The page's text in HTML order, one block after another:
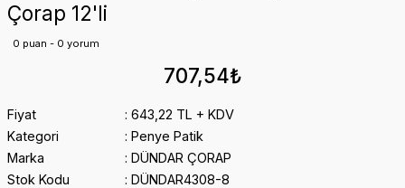
Çorap 12'li
0 puan - 0 yorum
707,54₺
Fiyat
643,22 TL + KDV
Kategori
Penye Patik
Marka
DÜNDAR ÇORAP
Stok Kodu
DÜNDAR4308-8